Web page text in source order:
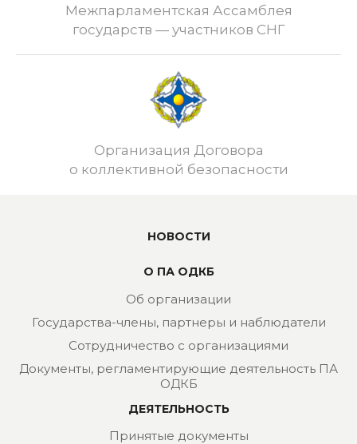
Межпарламентская Ассамблея
государств — участников СНГ
Организация Договора
о коллективной безопасности
НОВОСТИ
О ПА ОДКБ
Об организации
Государства-члены, партнеры и наблюдатели
Сотрудничество с организациями
Документы, регламентирующие деятельность ПА
ОДКБ
ДЕЯТЕЛЬНОСТЬ
Принятые документы